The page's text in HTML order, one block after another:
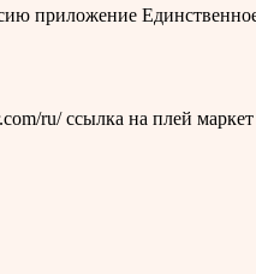
приложение
ru/ ссылка на плей